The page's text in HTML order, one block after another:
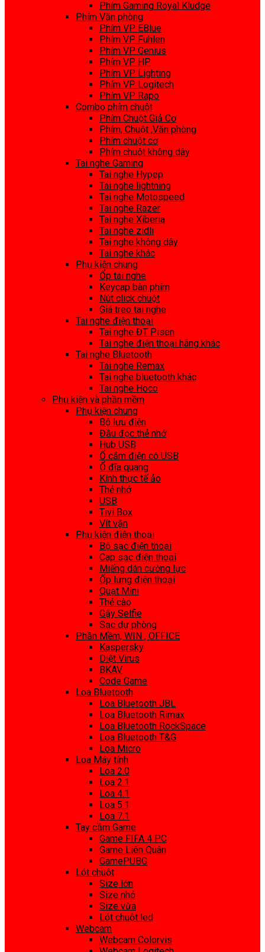
Phím Gaming Royal Kludge
Phím Văn phòng
Phím VP EBlue
Phím VP Fuhlen
Phím VP Genius
Phím VP HP
Phím VP Lighting
Phím VP Logitech
Phím VP Rapo
Combo phím chuột
Phím Chuột Giả Cơ
Phím, Chuột ,Văn phòng
Phím chuột cơ
Phím chuột không dây
Tai nghe Gaming
Tai nghe Hypep
Tai nghe lightning
Tai nghe Motospeed
Tai nghe Razer
Tai nghe Xiberia
Tai nghe zidli
Tai nghe không dây
Tai nghe khác
Phụ kiện chung
Ốp tai nghe
Keycap bàn phím
Nút click chuột
Giá treo tai nghe
Tai nghe điện thoại
Tai nghe ĐT Pisen
Tai nghe điện thoại hãng khác
Tai nghe Bluetooth
Tai nghe Remax
Tai nghe bluetooth khác
Tai nghe Hoco
Phụ kiện và phần mềm
Phụ kiện chung
Bộ lưu điện
Đầu đọc thẻ nhớ
Hub USB
Ổ cắm điện có USB
Ổ đĩa quang
Kính thực tế ảo
Thẻ nhớ
USB
Tivi Box
Vít vặn
Phụ kiện điện thoại
Bộ sạc điện thoại
Cap sạc điện thoại
Miếng dán cường lực
Ốp lưng điện thoại
Quạt Mini
Thẻ cào
Gậy Selfie
Sạc dự phòng
Phần Mềm, WIN , OFFICE
Kaspersky
Diệt Virus
BKAV
Code Game
Loa Bluetooth
Loa Bluetooth JBL
Loa Bluetooth Rimax
Loa Bluetooth RockSpace
Loa Bluetooth T&G
Loa Micro
Loa Máy tính
Loa 2.0
Loa 2.1
Loa 4.1
Loa 5.1
Loa 7.1
Tay cầm Game
Game FIFA 4 PC
Game Liên Quân
GamePUBG
Lót chuột
Size lớn
Size nhỏ
Size vừa
Lót chuột led
Webcam
Webcam Colorvis